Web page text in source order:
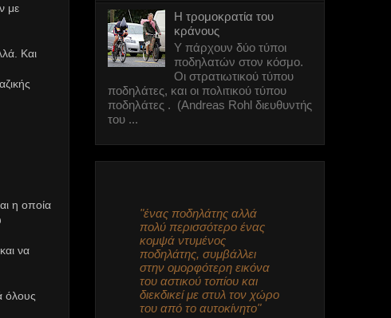
με
Και
η οποία
να
όλους
Πολύ ωραίο στυλ!
#115 (στα χιόνια!)
Πόλεις χωρίς
αυτοκίνητα - 7
μύθοι
καταρρίπτονται
ποδηλατόδρομου
στο οδόστρωμα.
Η τρομοκρατία του
κράνους
Υ πάρχουν δύο τύποι
ποδηλατών στον κόσμο.
Οι στρατιωτικού τύπου
ποδηλάτες, και οι πολιτικού τύπου
ποδηλάτες . (Andreas Rohl διευθυντής
του ...
"ένας ποδηλάτης αλλά
πολύ περισσότερο ένας
κομψά ντυμένος
ποδηλάτης, συμβάλλει
στην ομορφότερη εικόνα
του αστικού τοπίου και
διεκδικεί με στυλ τον χώρο
του από το αυτοκίνητο"